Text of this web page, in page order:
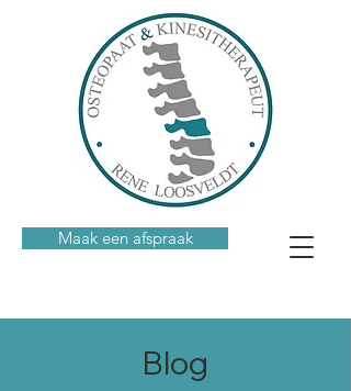
Maak een afspraak
Blog